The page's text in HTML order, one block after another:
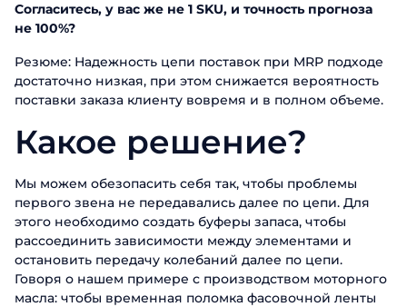
Согласитесь, у вас же не 1 SKU, и точность прогноза
не 100%?
Резюме: Надежность цепи поставок при MRP подходе
достаточно низкая, при этом снижается вероятность
поставки заказа клиенту вовремя и в полном объеме.
Какое решение?
Мы можем обезопасить себя так, чтобы проблемы
первого звена не передавались далее по цепи. Для
этого необходимо создать буферы запаса, чтобы
рассоединить зависимости между элементами и
остановить передачу колебаний далее по цепи.
Говоря о нашем примере с производством моторного
масла: чтобы временная поломка фасовочной ленты